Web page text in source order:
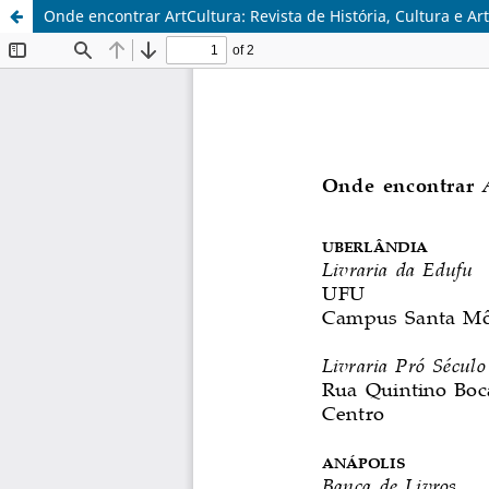
Onde encontrar ArtCultura: Revista de História, Cultura e